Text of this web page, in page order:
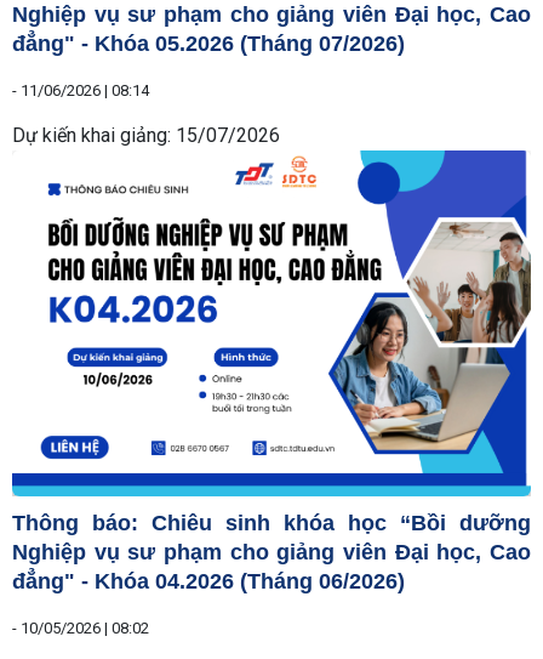
Nghiệp vụ sư phạm cho giảng viên Đại học, Cao
đẳng" - Khóa 05.2026 (Tháng 07/2026)
- 11/06/2026 | 08:14
Dự kiến khai giảng: 15/07/2026
Thông báo: Chiêu sinh khóa học “Bồi dưỡng
Nghiệp vụ sư phạm cho giảng viên Đại học, Cao
đẳng" - Khóa 04.2026 (Tháng 06/2026)
- 10/05/2026 | 08:02